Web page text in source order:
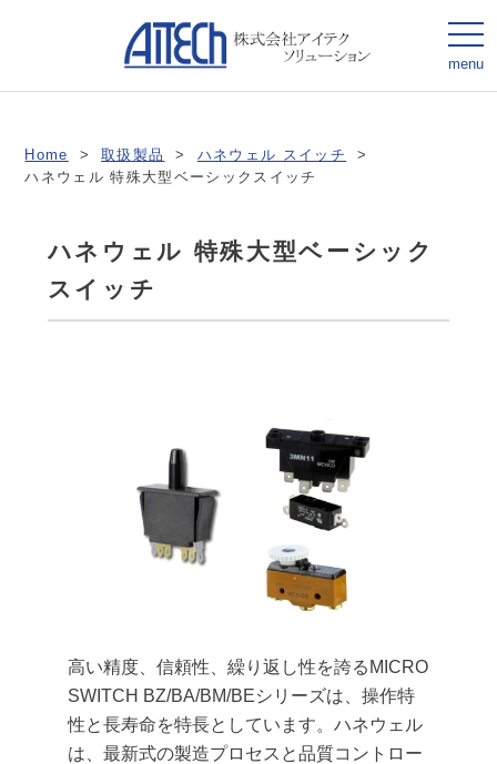
menu
Home > 取扱製品 > ハネウェル スイッチ
>
ハネウェル 特殊大型ベーシックスイッチ
ハネウェル 特殊大型ベーシック
スイッチ
高い精度、信頼性、繰り返し性を誇るMICRO
SWITCH BZ/BA/BM/BEシリーズは、操作特
性と長寿命を特長としています。ハネウェル
は、最新式の製造プロセスと品質コントロー